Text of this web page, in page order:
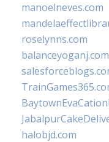
manoelneves.com
roselynns.com
balanceyoganj.com
halobjd.com